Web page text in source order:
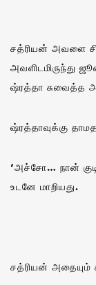
சத்ரியன் அவளை
அவளிடமிருந்து
ஷ்ரத்தா சுவைத்த
ஷ்ரத்தாவுக்கு
‘அச்சோ… நான்
உடனே மாறியது.
சத்ரியன்